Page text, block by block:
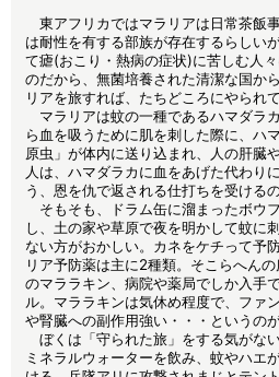
東アフリカではマラリアは日常茶飯
は耐性を有する部族が存在するらしい
て瘧(おこり・熱病の症状)に苦しむ人
のだから、無菌培養された清潔な国か
リアを旅すれば、たちどころにやられ
マラリアは蚊の一種であるハマダラ
ら血を吸うために肌を刺した際に、ハ
原虫」が体内に送り込まれ、人の肝臓
人は、ハマダラカに血をあげた代わり
う、恩を仇で返される仕打ちを受けるの
そもそも、ドラム缶に溜まったボウ
し、土の家や草原で夜を明かして蚊に
ない方がおかしい。カネをケチって予
リア予防薬は主に2種類。そこらへん
のマララキン、病院や薬局でしか入手
ル。マララキンは気休め程度で、ファ
や腎臓への副作用強い・・・というの
ぼくは「守られた旅」をする気がな
ミネラルウォーターを飲み、蚊やハエ